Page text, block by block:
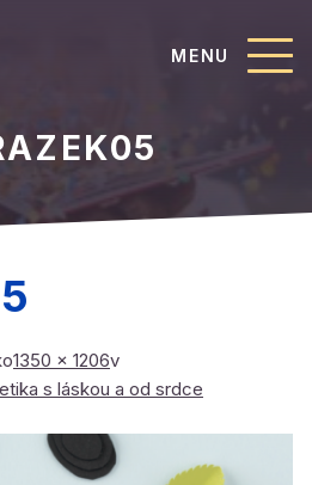
MENU
1350 × 1206v
s láskou a od srdce